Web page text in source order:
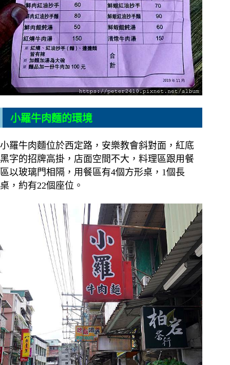
小羅牛肉麵的環境
小羅牛肉麵位於西定路，安樂教會斜對面，紅底
黑字的招牌高掛，店面空間不大，料理區跟用餐
區以玻璃門相隔，用餐區有4個方形桌，1個長
桌，約有22個座位。